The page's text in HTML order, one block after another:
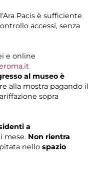
Pacis è sufficiente
accessi, senza
e online
al museo è
alla mostra pagando il
sopra
a
mese. Non rientra
nello spazio